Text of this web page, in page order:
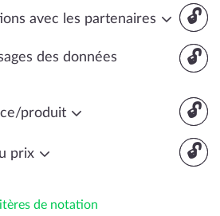
🔓
avec les partenaires
🔓
des données
🔓
produit
🔓
prix
de notation